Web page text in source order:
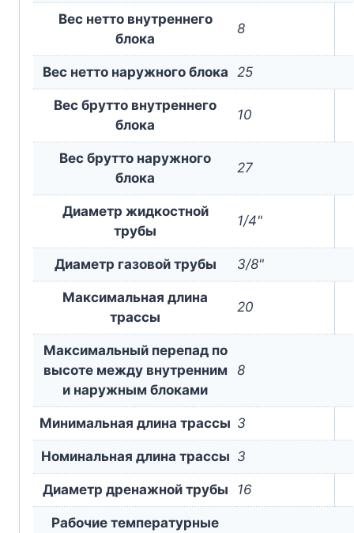
Вес нетто внутреннего
блока
8
Вес нетто наружного блока 25
Вес брутто внутреннего
блока
10
Вес брутто наружного
блока
27
Диаметр жидкостной
трубы
1/4"
Диаметр газовой трубы 3/8"
Максимальная длина
трассы
20
Максимальный перепад по
высоте между внутренним
и наружным блоками
8
Минимальная длина трассы 3
Номинальная длина трассы 3
Диаметр дренажной трубы 16
Рабочие температурные